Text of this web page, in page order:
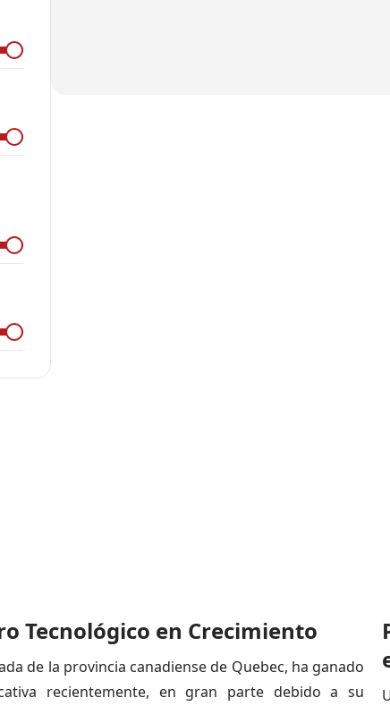
Tecnológico en Crecimiento
de la provincia canadiense de Quebec, ha ganado
recientemente, en gran parte debido a su